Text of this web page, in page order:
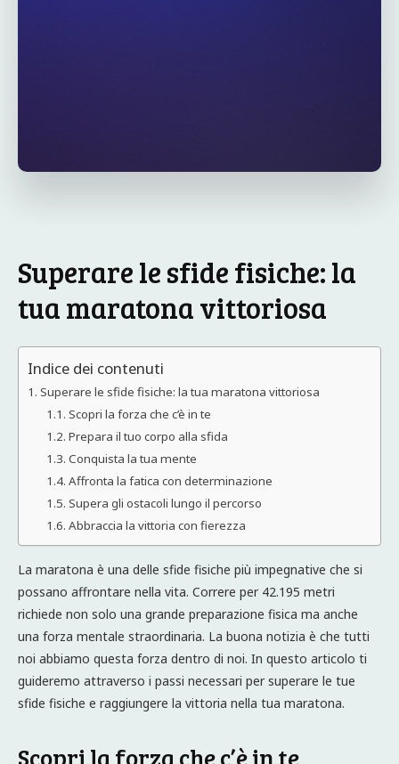
Superare le sfide fisiche: la
tua maratona vittoriosa
Indice dei contenuti
Superare le sfide fisiche: la tua maratona vittoriosa
Scopri la forza che c’è in te
Prepara il tuo corpo alla sfida
Conquista la tua mente
Affronta la fatica con determinazione
Supera gli ostacoli lungo il percorso
Abbraccia la vittoria con fierezza
La maratona è una delle sfide fisiche più impegnative che si
possano affrontare nella vita. Correre per 42.195 metri
richiede non solo una grande preparazione fisica ma anche
una forza mentale straordinaria. La buona notizia è che tutti
noi abbiamo questa forza dentro di noi. In questo articolo ti
guideremo attraverso i passi necessari per superare le tue
sfide fisiche e raggiungere la vittoria nella tua maratona.